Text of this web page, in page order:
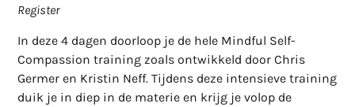
Register
In deze 4 dagen doorloop je de hele Mindful Self-
Compassion training zoals ontwikkeld door Chris
Germer en Kristin Neff. Tijdens deze intensieve training
duik je in diep in de materie en krijg je volop de